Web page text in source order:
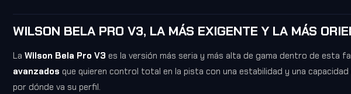
WILSON BELA PRO V3, LA MÁS EXIGENTE Y LA MÁS
La Wilson Bela Pro V3 es la versión más seria y más alta de gama dentro de esta
avanzados que quieren control total en la pista con una estabilidad y una
por dónde va su perfil.